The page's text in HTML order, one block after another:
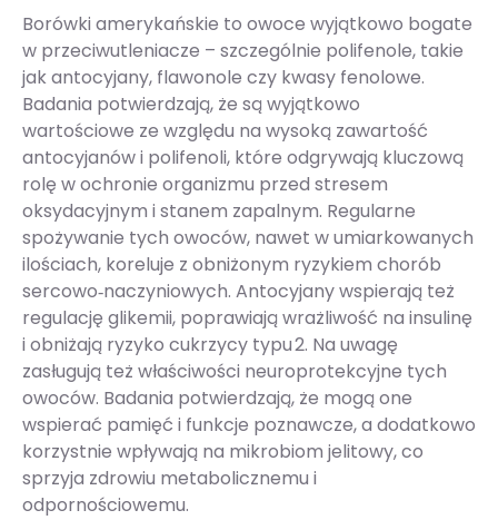
Borówki amerykańskie to owoce wyjątkowo bogate
w przeciwutleniacze – szczególnie polifenole, takie
jak antocyjany, flawonole czy kwasy fenolowe.
Badania potwierdzają, że są wyjątkowo
wartościowe ze względu na wysoką zawartość
antocyjanów i polifenoli, które odgrywają kluczową
rolę w ochronie organizmu przed stresem
oksydacyjnym i stanem zapalnym. Regularne
spożywanie tych owoców, nawet w umiarkowanych
ilościach, koreluje z obniżonym ryzykiem chorób
sercowo‑naczyniowych. Antocyjany wspierają też
regulację glikemii, poprawiają wrażliwość na insulinę
i obniżają ryzyko cukrzycy typu 2. Na uwagę
zasługują też właściwości neuroprotekcyjne tych
owoców. Badania potwierdzają, że mogą one
wspierać pamięć i funkcje poznawcze, a dodatkowo
korzystnie wpływają na mikrobiom jelitowy, co
sprzyja zdrowiu metabolicznemu i
odpornościowemu.